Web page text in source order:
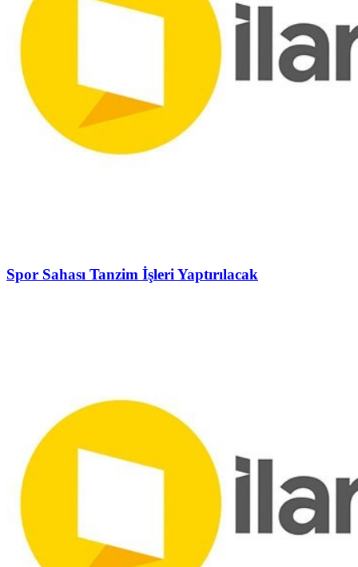
Spor Sahası Tanzim İşleri Yaptırılacak